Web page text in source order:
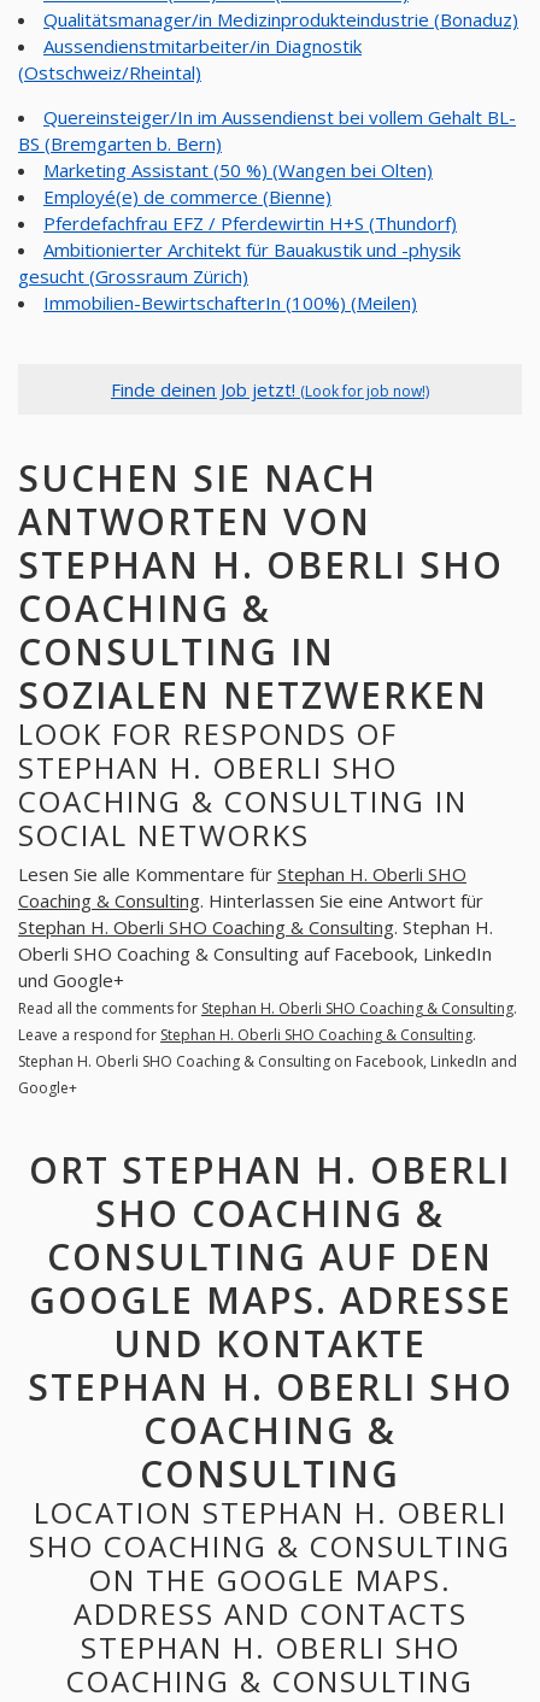
Qualitätsmanager/in Medizinprodukteindustrie (Bonaduz)
Aussendienstmitarbeiter/in Diagnostik
(Ostschweiz/Rheintal)
Quereinsteiger/In im Aussendienst bei vollem Gehalt BL-
BS (Bremgarten b. Bern)
Marketing Assistant (50 %) (Wangen bei Olten)
Employé(e) de commerce (Bienne)
Pferdefachfrau EFZ / Pferdewirtin H+S (Thundorf)
Ambitionierter Architekt für Bauakustik und -physik
gesucht (Grossraum Zürich)
Immobilien-BewirtschafterIn (100%) (Meilen)
Finde deinen Job jetzt! (Look for job now!)
SUCHEN SIE NACH
ANTWORTEN VON
STEPHAN H. OBERLI SHO
COACHING &
CONSULTING IN
SOZIALEN NETZWERKEN
LOOK FOR RESPONDS OF
STEPHAN H. OBERLI SHO
COACHING & CONSULTING IN
SOCIAL NETWORKS
Lesen Sie alle Kommentare für Stephan H. Oberli SHO
Coaching & Consulting. Hinterlassen Sie eine Antwort für
Stephan H. Oberli SHO Coaching & Consulting. Stephan H.
Oberli SHO Coaching & Consulting auf Facebook, LinkedIn
und Google+
Read all the comments for Stephan H. Oberli SHO Coaching & Consulting.
Leave a respond for Stephan H. Oberli SHO Coaching & Consulting.
Stephan H. Oberli SHO Coaching & Consulting on Facebook, LinkedIn and
Google+
ORT STEPHAN H. OBERLI
SHO COACHING &
CONSULTING AUF DEN
GOOGLE MAPS. ADRESSE
UND KONTAKTE
STEPHAN H. OBERLI SHO
COACHING &
CONSULTING
LOCATION STEPHAN H. OBERLI
SHO COACHING & CONSULTING
ON THE GOOGLE MAPS.
ADDRESS AND CONTACTS
STEPHAN H. OBERLI SHO
COACHING & CONSULTING